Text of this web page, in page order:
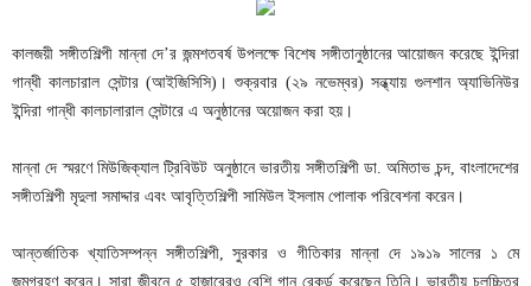
কালজয়ী সঙ্গীতশিল্পী মান্না দে’র জন্মশতবর্ষ উপলক্ষে বিশেষ সঙ্গীতানুষ্ঠানের আয়োজন করেছে ইন্দিরা
গান্ধী কালচারাল সেন্টার (আইজিসিসি)। শুক্রবার (২৯ নভেম্বর) সন্ধ্যায় গুলশান অ্যাভিনিউর
ইন্দিরা গান্ধী কালচালারাল সেন্টারে এ অনুষ্ঠানের অয়োজন করা হয়।
মান্না দে স্মরণে মিউজিক্যাল ট্রিবিউট অনুষ্ঠানে ভারতীয় সঙ্গীতশিল্পী ডা. অমিতাভ চন্দ, বাংলাদেশের
সঙ্গীতশিল্পী মৃদুলা সমাদ্দার এবং আবৃত্তিশিল্পী সামিউল ইসলাম পোলাক পরিবেশনা করেন।
আন্তর্জাতিক খ্যাতিসম্পন্ন সঙ্গীতশিল্পী, সুরকার ও গীতিকার মান্না দে ১৯১৯ সালের ১ মে
জন্মগ্রহণ করেন। সারা জীবনে ৫ হাজারেরও বেশি গান রেকর্ড করেছেন তিনি। ভারতীয় চলচ্চিত্র